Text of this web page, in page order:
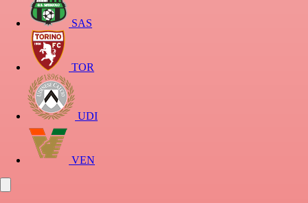
SAS
TOR
UDI
VEN